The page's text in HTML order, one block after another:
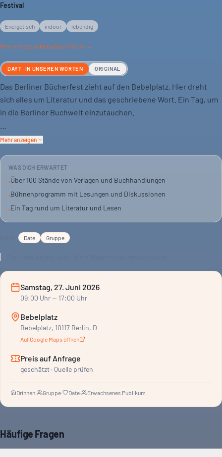
Festival
Energetisch indoor lebendig
Mehrenergetische Events in Berlin →
DAYT · IN UNSEREN WORTEN ORIGINAL
Das Berliner Bücherfest zieht auf den Bebelplatz. Hier dreht
sich alles um Literatur und das geschriebene Wort. Ein Tag, um
in die Berliner Buchwelt einzutauchen.
Über hundert Stände von Verlagen und Buchhandlungen sind
Lesen, um Literatur und den Austausch.
Ein Festival, das die Vielfalt feiert. Für alle, die gern blättern,
Mehr anzeigen
WAS DICH ERWARTET
•Über 100 Stände von Verlagen und Buchhandlungen
•Bühnenprogramm mit Lesungen und Diskussionen
•Ein Tag rund um Literatur und Lesen
Date Gruppe
Samstag, 27. Juni 2026
09:00 Uhr— 17:00 Uhr
Bebelplatz
Bebelplatz, 10117 Berlin, D
Auf Google Maps öffnen
Preis auf Anfrage
geschätzt · Quelle prüfen
Drinnen· Gruppe· Date· Erwachsenes Publikum
Häufige Fragen